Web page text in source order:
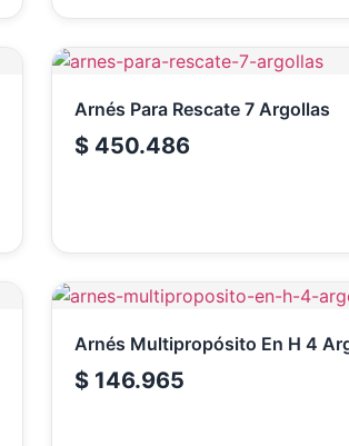
Arnés Para Rescate 7 Argollas
$ 450.486
Arnés Multipropósito En H 4
$ 146.965